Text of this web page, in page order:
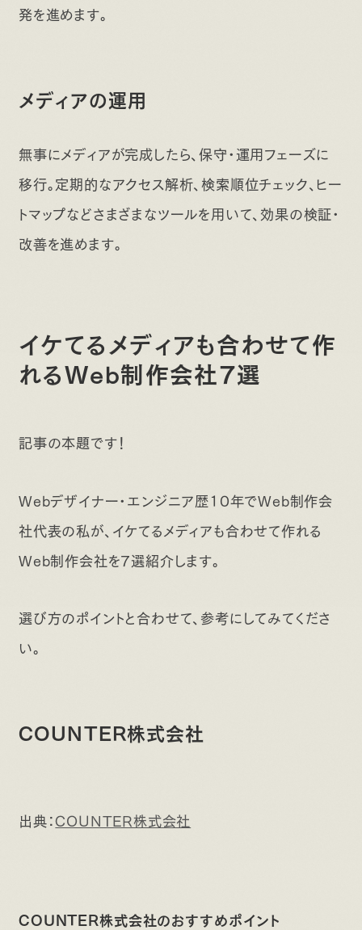
発を進めます。
メディアの運用
無事にメディアが完成したら、保守・運用フェーズに
移行。定期的なアクセス解析、検索順位チェック、ヒー
トマップなどさまざまなツールを用いて、効果の検証・
改善を進めます。
イケてるメディアも合わせて作
れるWeb制作会社7選
記事の本題です！
Webデザイナー・エンジニア歴10年でWeb制作会
社代表の私が、イケてるメディアも合わせて作れる
Web制作会社を7選紹介します。
選び方のポイントと合わせて、参考にしてみてくださ
い。
COUNTER株式会社
出典：COUNTER株式会社
COUNTER株式会社のおすすめポイント